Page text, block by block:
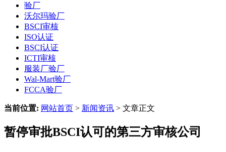
验厂
沃尔玛验厂
BSCI审核
ISO认证
BSCI认证
ICTI审核
服装厂验厂
Wal-Mart验厂
FCCA验厂
当前位置: 网站首页 > 新闻资讯 > 文章正文
暂停审批BSCI认可的第三方审核公司